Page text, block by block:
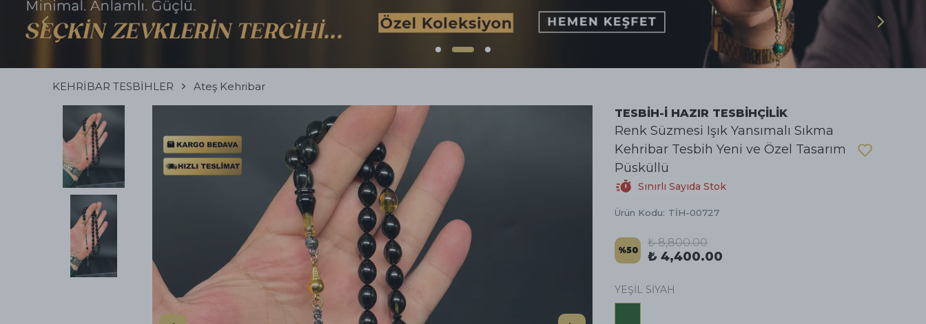
KEHRİBAR TESBİHLER Ateş Kehribar
TESBİH-İ HAZIR TESBİHÇİLİK
Renk Süzmesi Işık Yansımalı Sıkma
Kehribar Tesbih Yeni ve Özel Tasarım
Püsküllü
Sınırlı Sayıda Stok
Ürün Kodu: TİH-00727
%50
₺ 8,800.00
₺ 4,400.00
YEŞİL SİYAH